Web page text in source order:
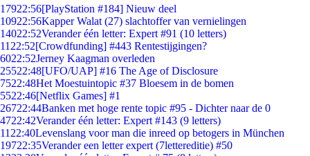
17922:56[PlayStation #184] Nieuw deel
10922:56Kapper Walat (27) slachtoffer van vernielingen
14022:52Verander één letter: Expert #91 (10 letters)
11 22:52[Crowdfunding] #443 Rentestijgingen?
6022:52Jerney Kaagman overleden
25522:48[UFO/UAP] #16 The Age of Disclosure
7522:48Het Moestuintopic #37 Bloesem in de bomen
5522:46[Netflix Games] #1
26722:44Banken met hoge rente topic #95 - Dichter naar de 0
4722:42Verander één letter: Expert #143 (9 letters)
11 22:40Levenslang voor man die inreed op betogers in München
19722:35Verander een letter expert (7lettereditie) #50